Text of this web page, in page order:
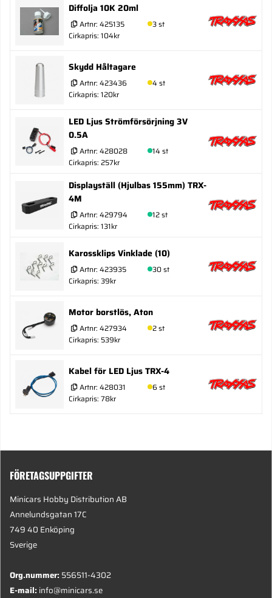
Diffolja 10K 20ml
Artnr: 425135
3 st
Cirkapris: 104kr
Skydd Håltagare
Artnr: 423436
4 st
Cirkapris: 120kr
LED Ljus Strömförsörjning 3V
0.5A
Artnr: 428028
14 st
Cirkapris: 257kr
Displayställ (Hjulbas 155mm) TRX-
4M
Artnr: 429794
12 st
Cirkapris: 131kr
Karossklips Vinklade (10)
Artnr: 423935
30 st
Cirkapris: 39kr
Motor borstlös, Aton
Artnr: 427934
2 st
Cirkapris: 539kr
Kabel för LED Ljus TRX-4
Artnr: 428031
6 st
Cirkapris: 78kr
FÖRETAGSUPPGIFTER
Minicars Hobby Distribution AB
Annelundsgatan 17C
749 40 Enköping
Sverige
Org.nummer:556511-4302
E-mail:info@minicars.se